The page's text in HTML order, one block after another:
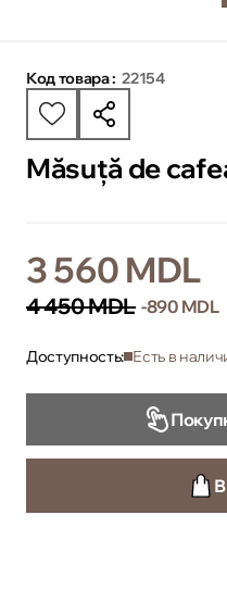
Код товара : 22154
Măsuță de
3 560 MDL
4 450 MDL -890 MDL
Доступность: Есть в